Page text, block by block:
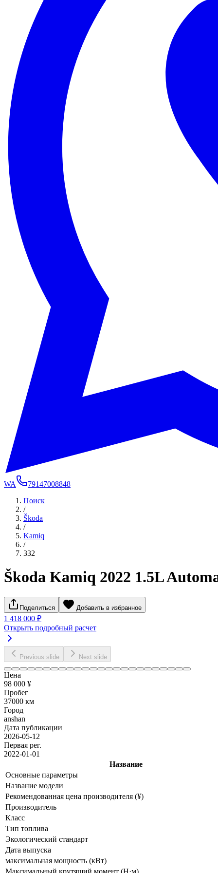
WA
79147008848
Поиск
/
Škoda
/
Kamiq
/
332
Škoda Kamiq 2022 1.5L
Поделиться Добавить в избранное
1 418 000 ₽
Открыть подробный расчет
Previous slide Next slide
Цена
98 000 ¥
Пробег
37000 км
Город
anshan
Дата публикации
2026-05-12
Первая рег.
2022-01-01
Название
Основные параметры
Название модели
Рекомендованная цена производителя (¥)
Производитель
Класс
Тип топлива
Экологический стандарт
Дата выпуска
максимальная мощность (кВт)
Максимальный крутящий момент (Н·м)